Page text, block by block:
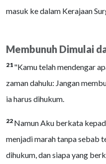
masuk ke dalam Kerajaan
Membunuh Dimulai
21 "Kamu telah mendengar
zaman dahulu: Jangan
ia harus dihukum.
22 Namun Aku berkata
menjadi marah tanpa sebab
dihukum, dan siapa yang